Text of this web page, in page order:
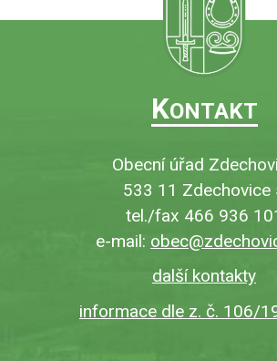
KONTAKT
Obecní úřad
533 11 Zdechovice
tel./fax 466 936
e-mail:
další kontakty
informace dle z. č. 106/